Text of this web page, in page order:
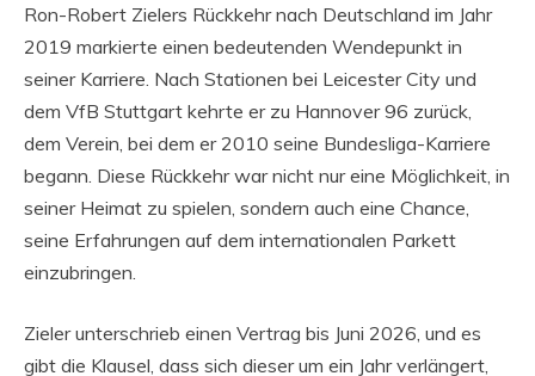
Ron-Robert Zielers Rückkehr nach Deutschland im Jahr
2019 markierte einen bedeutenden Wendepunkt in
seiner Karriere. Nach Stationen bei Leicester City und
dem VfB Stuttgart kehrte er zu Hannover 96 zurück,
dem Verein, bei dem er 2010 seine Bundesliga-Karriere
begann. Diese Rückkehr war nicht nur eine Möglichkeit, in
seiner Heimat zu spielen, sondern auch eine Chance,
seine Erfahrungen auf dem internationalen Parkett
einzubringen.
Zieler unterschrieb einen Vertrag bis Juni 2026, und es
gibt die Klausel, dass sich dieser um ein Jahr verlängert,